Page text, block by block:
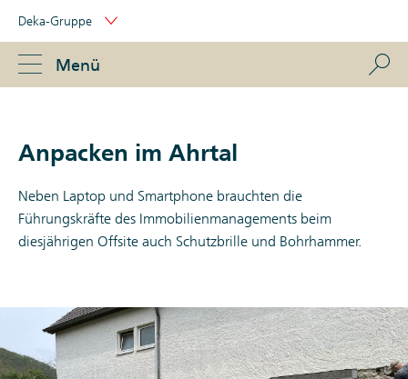
Links
Navigation
Portal
Navigation
Deka-Gruppe
Menü
Anpacken im Ahrtal
Neben Laptop und Smartphone brauchten die
Führungskräfte des Immobilienmanagements beim
diesjährigen Offsite auch Schutzbrille und Bohrhammer.